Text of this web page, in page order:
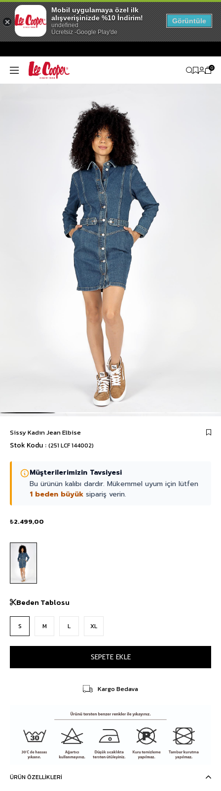
0
Sissy Kadın Jean Elbise
Stok Kodu (251 LCF 144002)
Müşterilerimizin Tavsiyesi
Bu ürünün kalıbı dardır. Mükemmel uyum için lütfen
1 beden büyük sipariş verin.
₺2.499,00
Beden Tablosu
S M L XL
Kargo Bedava
ÜRÜN ÖZELLIKLERI
Mobil uygulamaya özel ilk
alışverişinizde %10 İndirim!
undefined
Ücretsiz -Google Play'de
Görüntüle